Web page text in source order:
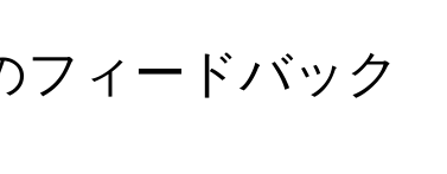
フィードバック